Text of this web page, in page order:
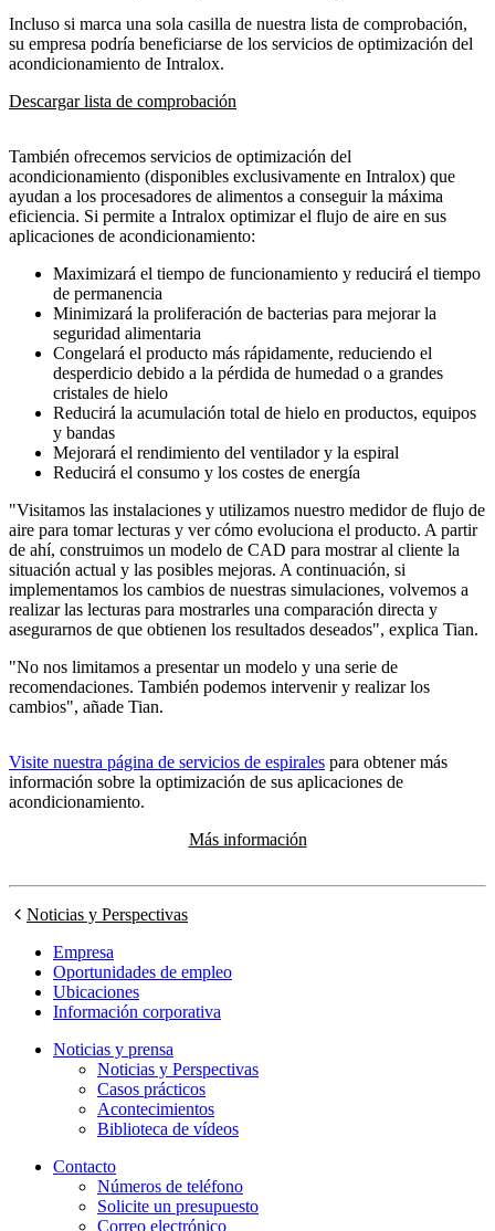
Incluso si marca una sola casilla de nuestra lista de comprobación,
su empresa podría beneficiarse de los servicios de optimización del
acondicionamiento de Intralox.
Descargar lista de comprobación
También ofrecemos servicios de optimización del
acondicionamiento (disponibles exclusivamente en Intralox) que
ayudan a los procesadores de alimentos a conseguir la máxima
eficiencia. Si permite a Intralox optimizar el flujo de aire en sus
aplicaciones de acondicionamiento:
Maximizará el tiempo de funcionamiento y reducirá el tiempo
de permanencia
Minimizará la proliferación de bacterias para mejorar la
seguridad alimentaria
Congelará el producto más rápidamente, reduciendo el
desperdicio debido a la pérdida de humedad o a grandes
cristales de hielo
Reducirá la acumulación total de hielo en productos, equipos
y bandas
Mejorará el rendimiento del ventilador y la espiral
Reducirá el consumo y los costes de energía
"Visitamos las instalaciones y utilizamos nuestro medidor de flujo de
aire para tomar lecturas y ver cómo evoluciona el producto. A partir
de ahí, construimos un modelo de CAD para mostrar al cliente la
situación actual y las posibles mejoras. A continuación, si
implementamos los cambios de nuestras simulaciones, volvemos a
realizar las lecturas para mostrarles una comparación directa y
asegurarnos de que obtienen los resultados deseados", explica Tian.
"No nos limitamos a presentar un modelo y una serie de
recomendaciones. También podemos intervenir y realizar los
cambios", añade Tian.
Visite nuestra página de servicios de espirales para obtener más
información sobre la optimización de sus aplicaciones de
acondicionamiento.
Más información
Noticias y Perspectivas
Empresa
Oportunidades de empleo
Ubicaciones
Información corporativa
Noticias y prensa
Noticias y Perspectivas
Casos prácticos
Acontecimientos
Biblioteca de vídeos
Contacto
Números de teléfono
Solicite un presupuesto
Correo electrónico